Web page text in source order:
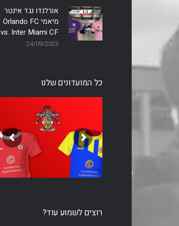
אורלנדו נגד אינטר
מיאמי Orlando FC
vs. Inter Miami CF
24/09/2023
כל המועדונים שלנו
רוצים לשמוע עוד?